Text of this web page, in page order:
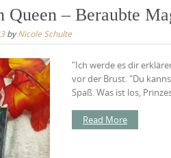
Queen – Beraubte
byNicole Schulte
"Ich werde es dir
vor der Brust. "Du
Spaß. Was ist los,
Read More